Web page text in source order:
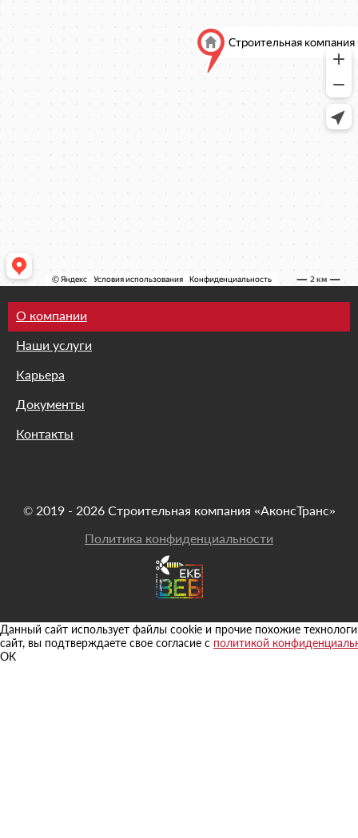
О компании
Наши услуги
Карьера
Документы
Контакты
© 2019 - 2026 Строительная компания «АконсТранс»
Политика конфиденциальности
Данный сайт использует файлы cookie и прочие похожие
сайт, вы подтверждаете свое согласие с политикой
OK